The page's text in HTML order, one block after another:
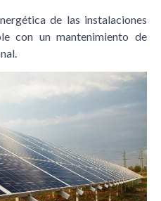
de las instalaciones
con un mantenimiento de